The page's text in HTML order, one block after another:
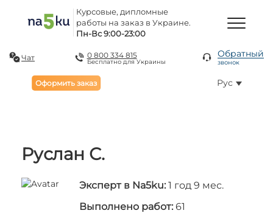
Курсовые, дипломные
работы на заказ в Украине.
Пн-Вс 9:00-23:00
Чат 0 800 334 815
Бесплатно для Украины
Обратный
звонок
Оформить заказ Рус
Руслан С.
Эксперт в Na5ku: 1 год 9 мес.
Выполнено работ: 61